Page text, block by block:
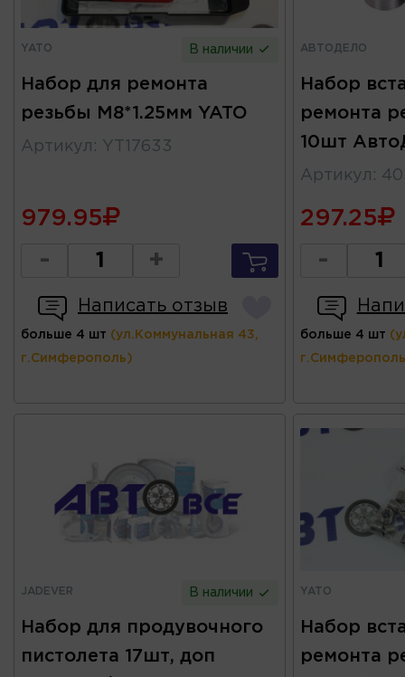
YATO В наличии
Набор для ремонта
резьбы M8*1.25мм YATO
Артикул : YT17633
979.95
- +
Написать отзыв
больше 4 шт (ул.Коммунальная 43,
г.Симферополь)
АВТОДЕЛО
Набор
ремонта
10шт
Артикул :
297.25
-
больше 4 шт
JADEVER В наличии
Набор для продувочного
пистолета 17шт, доп
YATO
Набор
ремонта